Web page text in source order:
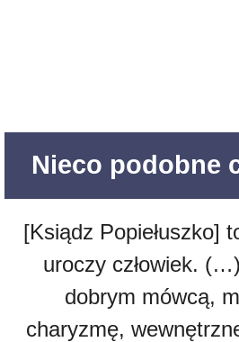
Nieco podobne
[Ksiądz Popiełuszko]
uroczy człowiek.
dobrym mówcą,
charyzmę,